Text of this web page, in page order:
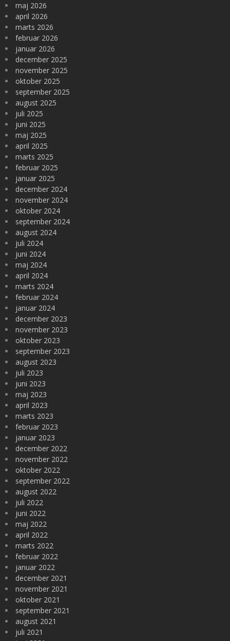
maj 2026
april 2026
marts 2026
februar 2026
januar 2026
december 2025
november 2025
oktober 2025
september 2025
august 2025
juli 2025
juni 2025
maj 2025
april 2025
marts 2025
februar 2025
januar 2025
december 2024
november 2024
oktober 2024
september 2024
august 2024
juli 2024
juni 2024
maj 2024
april 2024
marts 2024
februar 2024
januar 2024
december 2023
november 2023
oktober 2023
september 2023
august 2023
juli 2023
juni 2023
maj 2023
april 2023
marts 2023
februar 2023
januar 2023
december 2022
november 2022
oktober 2022
september 2022
august 2022
juli 2022
juni 2022
maj 2022
april 2022
marts 2022
februar 2022
januar 2022
december 2021
november 2021
oktober 2021
september 2021
august 2021
juli 2021